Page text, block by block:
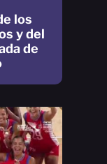
los
y del
de